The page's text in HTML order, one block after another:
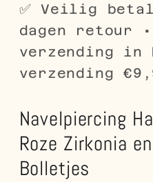
✅ Veilig
dagen retour
verzending in
verzending
Navelpiercing
Roze Zirkonia
Bolletjes